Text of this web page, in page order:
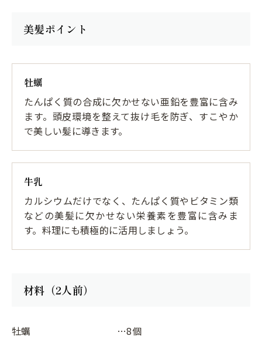
美髪ポイント
牡蠣
たんぱく質の合成に欠かせない亜鉛を豊富に含み
ます。頭皮環境を整えて抜け毛を防ぎ、すこやか
で美しい髪に導きます。
牛乳
カルシウムだけでなく、たんぱく質やビタミン類
などの美髪に欠かせない栄養素を豊富に含みま
す。料理にも積極的に活用しましょう。
材料（2人前）
牡蠣
…8個